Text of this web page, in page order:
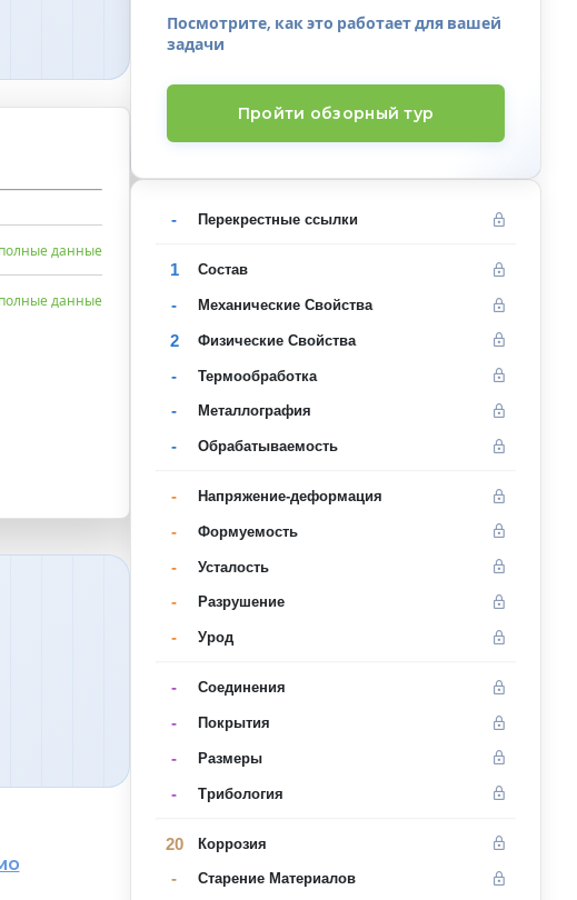
данные
данные
Посмотрите, как это работает для вашей
задачи
Пройти обзорный тур
- Перекрестные ссылки
1 Состав
- Механические Свойства
2 Физические Свойства
- Термообработка
- Металлография
- Oбрабатываемость
- Напряжение-деформация
- Формуемость
- Усталость
- Разрушение
- Урод
- Соединения
- Покрытия
- Размеры
- Трибология
20 Коррозия
- Старение Материалов